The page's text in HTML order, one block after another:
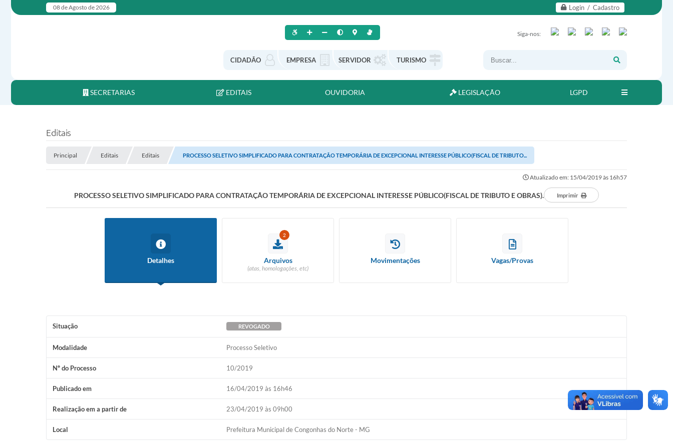
Login / Cadastro
08 de Agosto de 2026
CIDADÃO EMPRESA SERVIDOR TURISMO
Siga-nos:
SECRETARIAS EDITAIS OUVIDORIA LEGISLAÇÃO LGPD
Editais
Principal Editais Editais PROCESSO SELETIVO SIMPLIFICADO PARA CONTRATAÇÃO TEMPORÁRIA DE EXCEPCIONAL INTERESSE PÚBLICO(FISCAL DE TRIBUTO...
Atualizado em: 15/04/2019 às 16h57
PROCESSO SELETIVO SIMPLIFICADO PARA CONTRATAÇÃO TEMPORÁRIA DE EXCEPCIONAL INTERESSE PÚBLICO(FISCAL DE TRIBUTO E OBRAS). Imprimir
Detalhes
2
Arquivos
(atas, homologações, etc)
Movimentações Vagas/Provas
Situação REVOGADO
Modalidade Processo Seletivo
Nº do Processo 10/2019
Publicado em 16/04/2019 às 16h46
Realização em a partir de 23/04/2019 às 09h00
Local Prefeitura Municipal de Congonhas do Norte - MG